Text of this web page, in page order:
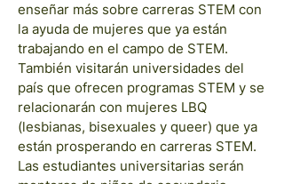
enseñar más sobre carreras STEM con
la ayuda de mujeres que ya están
trabajando en el campo de STEM.
También visitarán universidades del
país que ofrecen programas STEM y se
relacionarán con mujeres LBQ
(lesbianas, bisexuales y queer) que ya
están prosperando en carreras STEM.
Las estudiantes universitarias serán